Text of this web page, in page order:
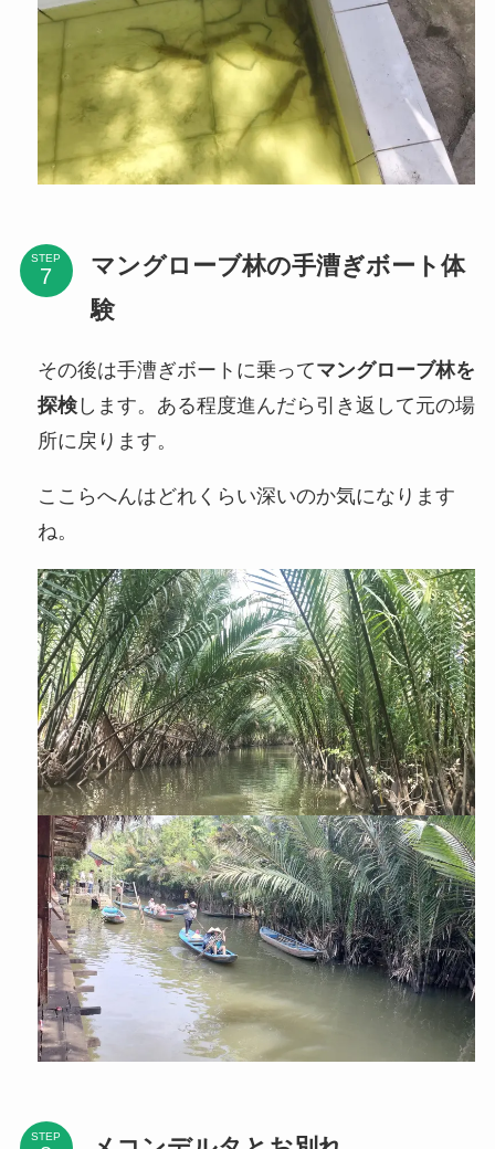
STEP
マングローブ林の手漕ぎボート体
験
その後は手漕ぎボートに乗ってマングローブ林を
探検します。ある程度進んだら引き返して元の場
所に戻ります。
ここらへんはどれくらい深いのか気になります
ね。
STEP